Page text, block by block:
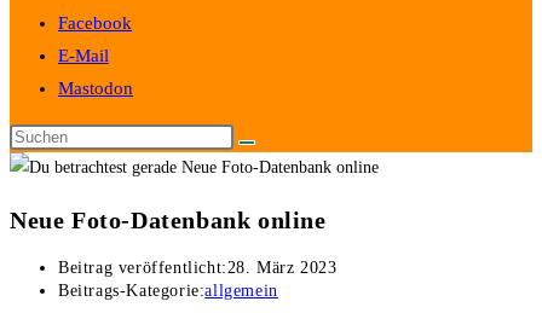
Facebook
E-Mail
Mastodon
Neue Foto-Datenbank online
Beitrag veröffentlicht:28. März 2023
Beitrags-Kategorie:allgemein